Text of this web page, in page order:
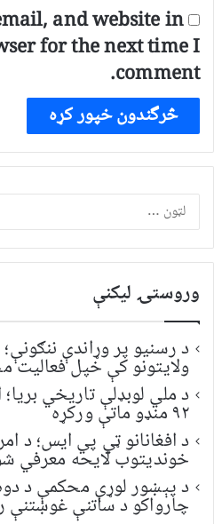
and website in
for the next time I
comment.
وروستۍ ليکنې
د رسنیو پر وړاندې
ولایتونو کې خپل فعالیت
د ملي لوبډلې تاریخي بریا؛
۹۲ منډو ماتې ورکړه
د افغانانو ټي پي ایس؛ د
خونديتوب لایحه معرفي
د پېښور لوړې محکمې د
چارواکو د ساتنې غوښتنې